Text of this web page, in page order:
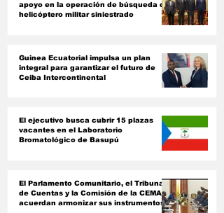
apoyo en la operación de búsqueda del
helicóptero militar siniestrado
Guinea Ecuatorial impulsa un plan
integral para garantizar el futuro de
Ceiba Intercontinental
El ejecutivo busca cubrir 15 plazas
vacantes en el Laboratorio
Bromatológico de Basupú
El Parlamento Comunitario, el Tribunal
de Cuentas y la Comisión de la CEMAC
acuerdan armonizar sus instrumentos